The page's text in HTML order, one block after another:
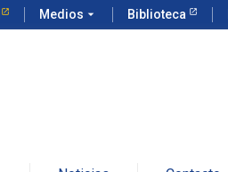
Medios arrow_drop_down Biblioteca